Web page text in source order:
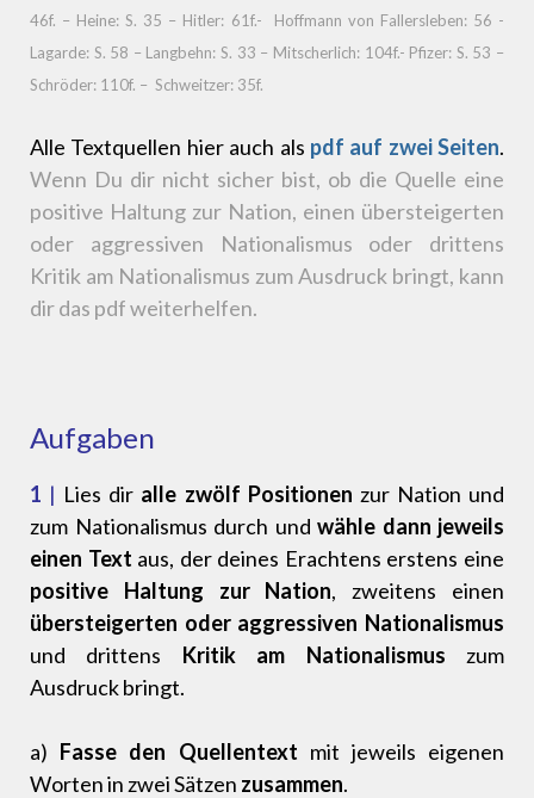
46f. – Heine: S. 35 – Hitler: 61f.- Hoffmann von Fallersleben: 56 -
Lagarde: S. 58 – Langbehn: S. 33 – Mitscherlich: 104f.- Pfizer: S. 53 –
Schröder: 110f. – Schweitzer: 35f.
Alle Textquellen hier auch als pdf auf zwei Seiten.
Wenn Du dir nicht sicher bist, ob die Quelle eine
positive Haltung zur Nation, einen übersteigerten
oder aggressiven Nationalismus oder drittens
Kritik am Nationalismus zum Ausdruck bringt, kann
dir das pdf weiterhelfen.
Aufgaben
1 | Lies dir alle zwölf Positionen zur Nation und
zum Nationalismus durch und wähle dann jeweils
einen Text aus, der deines Erachtens erstens eine
positive Haltung zur Nation, zweitens einen
übersteigerten oder aggressiven Nationalismus
und drittens Kritik am Nationalismus zum
Ausdruck bringt.
a) Fasse den Quellentext mit jeweils eigenen
Worten in zwei Sätzen zusammen.